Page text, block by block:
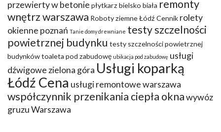
przewierty w betonie płytkarz bielsko biała remonty
wnętrz warszawa Roboty ziemne Łódź Cennik rolety
okienne poznań Tanie domy drewniane testy szczelności
powietrznej budynku testy szczelności powietrznej
budynkówtoaleta pod zabudowę ubikacja pod zabudowę usługi
dźwigowe zielona góra Usługi koparką
Łódź Cena usługi remontowe warszawa
współczynnik przenikania ciepła oknawywóz
gruzu Warszawa